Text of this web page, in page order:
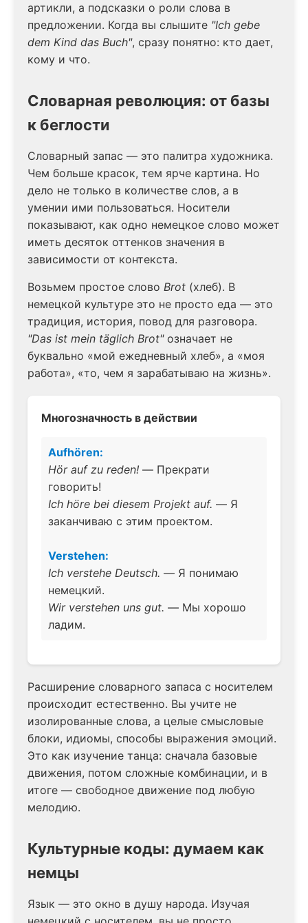
артикли, а подсказки о роли слова в
предложении. Когда вы слышите "Ich gebe
dem Kind das Buch", сразу понятно: кто дает,
кому и что.
Словарная революция: от базы
к беглости
Словарный запас — это палитра художника.
Чем больше красок, тем ярче картина. Но
дело не только в количестве слов, а в
умении ими пользоваться. Носители
показывают, как одно немецкое слово может
иметь десяток оттенков значения в
зависимости от контекста.
Возьмем простое слово Brot (хлеб). В
немецкой культуре это не просто еда — это
традиция, история, повод для разговора.
"Das ist mein täglich Brot"означает не
буквально «мой ежедневный хлеб», а «моя
работа», «то, чем я зарабатываю на жизнь».
Многозначность в действии
Aufhören:
Hör auf zu reden! — Прекрати
говорить!
Ich höre bei diesem Projekt auf. — Я
заканчиваю с этим проектом.
Verstehen:
Ich verstehe Deutsch. — Я понимаю
немецкий.
Wir verstehen uns gut. — Мы хорошо
ладим.
Расширение словарного запаса с носителем
происходит естественно. Вы учите не
изолированные слова, а целые смысловые
блоки, идиомы, способы выражения эмоций.
Это как изучение танца: сначала базовые
движения, потом сложные комбинации, и в
итоге — свободное движение под любую
мелодию.
Культурные коды: думаем как
немцы
Язык — это окно в душу народа. Изучая